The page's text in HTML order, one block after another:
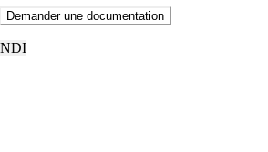
Demander une documentation